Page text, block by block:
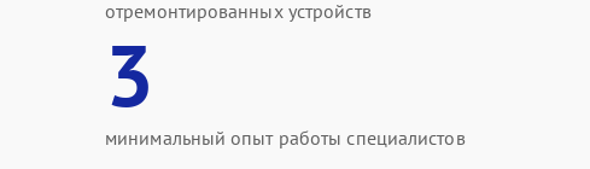
отремонтированных устройств
3
минимальный опыт работы специалистов